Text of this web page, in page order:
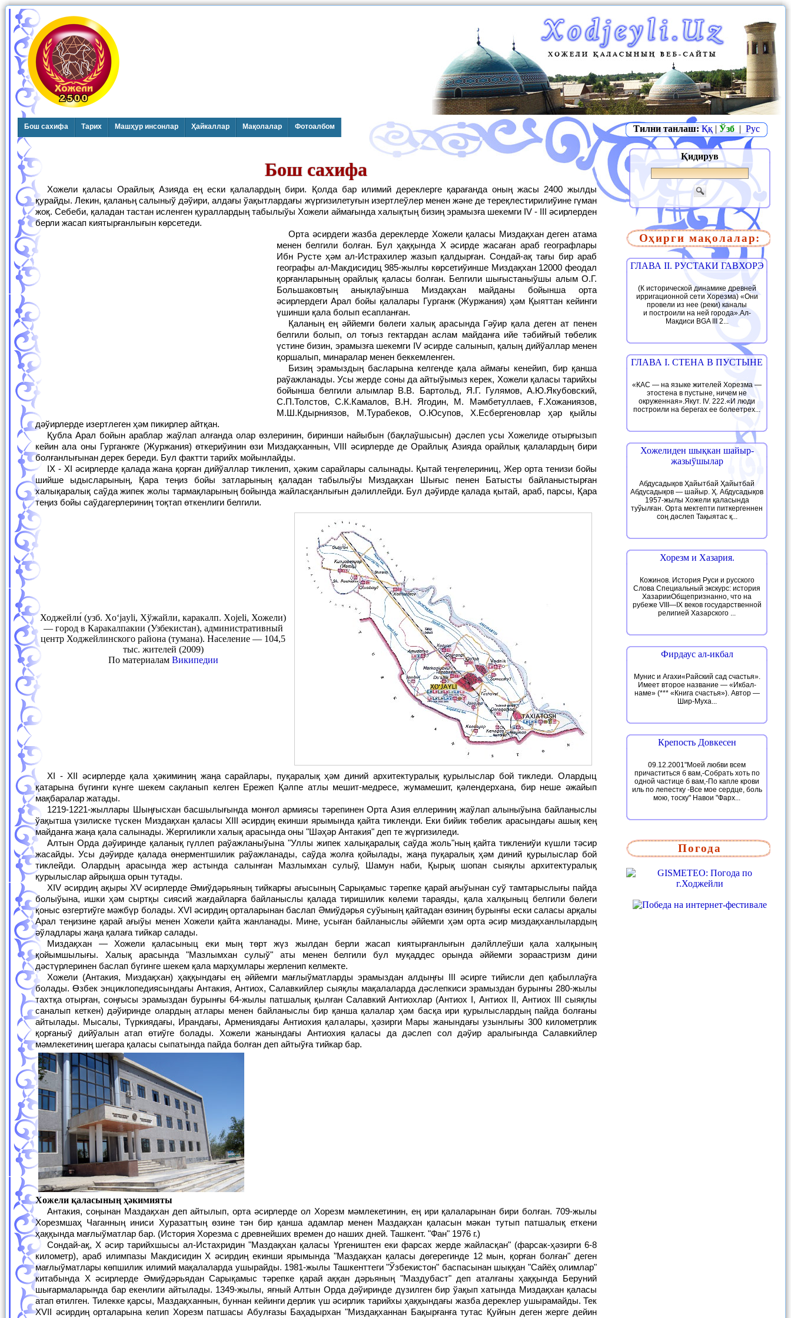
Бош сахифа Тарих Машҳур инсонлар Ҳайкаллар Мақолалар Фотоалбом Тилни танлаш: Ққ | Ўзб | Рус
Бош сахифа
Хожели қаласы Орайлық Азияда ең ески қалалардың бири. Қолда бар илимий дереклерге қарағанда оның жасы 2400 жылды
қурайды. Лекин, қаланьң салыныў дәўири, алдағы ўақытлардағы жүргизилетуғын изертлеўлер менен және де тереқлестирилиўине гүман
жоқ. Себеби, қаладан тастан исленген қураллардың табылыўы Хожели аймағында халықтың бизиң эрамызға шекемги IV - III әсирлерден
берли жасап киятырғанлығын көрсетеди.
Орта әсирдеги жазба дереклерде Хожели қаласы Миздақхан деген атама
менен белгили болған. Бул ҳаққында X әсирде жасаған араб географлары
Ибн Русте ҳәм ал-Истрахилер жазып қалдырған. Сондай-ақ тағы бир араб
географы ал-Макдисидиц 985-жылғы көрсетиўинше Миздақхан 12000 феодал
қорғанларының орайлық қаласы болған. Белгили шығыстаныўшы алым О.Г.
Большаковтың анықлаўынша Миздақхан майданы бойынша орта
әсирлердеги Арал бойы қалалары Гурганж (Журжания) ҳәм Қыяттан кейинги
үшинши қала болып есапланған.
Қаланың ең әййемги бөлеги халық арасында Гәўир қала деген ат пенен
белгили болып, ол тоғыз гектардан аслам майданға ийе тәбийғый төбелик
үстине бизин, эрамызға шекемги IV әсирде салынып, қалың дийўаллар менен
қоршалып, минаралар менен беккемленген.
Бизиң эрамыздың басларына келгенде қала аймағы кенейип, бир қанша
раўажланады. Усы жерде соны да айтыўымыз керек, Хожели қаласы тарийхы
бойынша белгили алымлар В.В. Бартольд, Я.Г. Гулямов, А.Ю.Якубовский,
С.П.Толстов, С.К.Камалов, В.Н. Ягодин, М. Мәмбетуллаев, Ғ.Хожаниязов,
М.Ш.Кдырниязов, М.Турабеков, О.Юсупов, Х.Есбергеновлар ҳәр қыйлы
дәўирлерде изертлеген ҳәм пикирлер айтқан.
Қубла Арал бойын араблар жаўлап алғанда олар өзлеринин, биринши найыбын (бақлаўшысын) дәслеп усы Хожелиде отырғызып
кейин ала оны Гурганжге (Журжания) өткериўинин өзи Миздақханнын, VIII әсирлерде де Орайлық Азияда орайлық қалалардың бири
болғанлығынан дерек береди. Бул фактти тарийх мойынлайды.
IX - XI әсирлерде қалада жана қорған дийўаллар тикленип, ҳәким сарайлары салынады. Қытай теңгелериниц, Жер орта тенизи бойы
шийше ыдысларының, Қара теңиз бойы затларының қаладан табылыўы Миздақхан Шығыс пенен Батысты байланыстырған
халықаралық саўда жипек жолы тармақларының бойында жайласқанлығын дәлиллейди. Бул дәўирде қалада қытай, араб, парсы, Қара
теңиз бойы саўдагерлериниң тоқтап өткенлиги белгили.
Ходжейли́ (узб. Xoʻjayli, Хўжaйли, каракалп. Xojeli, Хожели)
— город в Каракалпакии (Узбекистан), административный
центр Ходжейлинского района (тумана). Население — 104,5
тыс. жителей (2009)
По материалам Википедии
XI - XII әсирлерде қала ҳәкиминиң жаңа сарайлары, пуқаралық ҳәм диний архитектуралық қурылыслар бой тикледи. Олардыц
қатарына бүгинги күнге шекем сақланып келген Ережеп Қәлпе атлы мешит-медресе, жумамешит, қәлендерхана, бир неше әжайып
мақбаралар жатады.
1219-1221-жыллары Шыңғысхан басшылығында монғол армиясы тәрепинен Орта Азия еллериниң жаўлап алыныўына байланыслы
ўақытша үзилиске түскен Миздақхан қаласы XIII әсирдиң екинши ярымында қайта тикленди. Еки бийик төбелик арасындағы ашық кең
майданға жаңа қала салынады. Жергиликли халық арасында оны "Шәҳәр Антакия" деп те жүргизиледи.
Алтын Орда дәўиринде қаланық гүллеп раўажланыўына "Уллы жипек халықаралық саўда жоль"ның қайта тиклениўи күшли тәсир
жасайды. Усы дәўирде қалада өнерментшилик раўажланады, саўда жолға қойылады, жаңа пуқаралық ҳәм диний қурылыслар бой
тиклейди. Олардың арасында жер астында салынған Мазлымхан сулыў, Шамун наби, Қырық шопан сыяқлы архитектуралық
қурылыслар айрықша орын тутады.
XIV әсирдиң ақыры XV әсирлерде Әмиўдәрьяның тийкарғы ағысының Сарықамыс тәрепке қарай ағыўынан суў тамтарыслығы пайда
болыўына, ишки ҳәм сыртқы сиясий жағдайларға байланыслы қалада тиришилик көлеми тараяды, қала халқыныц белгили бөлеги
қоныс өзгертиўге мәжбүр болады. XVI әсирдиң орталарынан баслап Әмиўдәрья суўының қайтадан өзиниң бурынғы ески саласы арқалы
Арал теңизине қарай ағыўы менен Хожели қайта жанланады. Мине, усыған байланыслы әййемги ҳәм орта әсир миздақханлылардың
әўладлары жаңа қалаға тийкар салады.
Миздақхан — Хожели қаласыныц еки мың төрт жүз жылдан берли жасап киятырғанлығын дәлйллеўши қала халқының
қойымшылығы. Халық арасында "Мазлымхан сулыў" аты менен белгили бул муқаддес орында әййемги зораастризм дини
дәстүрлеринен баслап бүгинге шекем қала марҳумлары жерленип келмекте.
Хожели (Антакия, Миздақхан) ҳаққындағы ең әййемги мағлыўматларды эрамыздан алдыңғы III әсирге тийисли деп қабыллаўға
болады. Өзбек энциклопедиясындағы Антакия, Антиох, Салавкийлер сыяқлы мақалаларда дәслепкиси эрамыздан бурынғы 280-жылы
тахтқа отырған, соңғысы эрамыздан бурынғы 64-жылы патшалық қылған Салавкий Антиохлар (Антиох I, Антиох II, Антиох III сыяқлы
саналып кеткен) дәўиринде олардың атлары менен байланыслы бир қанша қалалар ҳәм басқа ири қурылыслардың пайда болғаны
айтылады. Мысалы, Түркиядағы, Ирандағы, Армениядағы Антиохия қалалары, ҳәзирги Мары жанындағы узынлығы 300 километрлик
қорғаныў дийўалын атап өтиўге болады. Хожели жанындағы Антиохия қаласы да дәслеп сол дәўир аралығында Салавкийлер
мәмлекетиниң шегара қаласы сыпатында пайда болған деп айтыўға тийкар бар.
Хожели қаласының ҳәкимияты
Антакия, соңынан Маздақхан деп айтылып, орта әсирлерде ол Хорезм мәмлекетинин, ең ири қалаларынан бири болған. 709-жылы
Хорезмшаҳ Чаганның иниси Хуразаттың өзине тән бир қанша адамлар менен Маздақхан қаласын мәкан тутып патшалық еткени
ҳаққында мағлыўматлар бар. (История Хорезма с древнейших времен до наших дней. Ташкент. "Фан" 1976 г.)
Сондай-ақ, X әсир тарийхшысы ал-Истахридин "Маздақхан қаласы Үргеништен еки фарсах жерде жайласқан" (фарсак-ҳәзирги 6-8
километр), араб илимпазы Макдисидин X әсирдиң екинши ярымында "Маздақхан қаласы дөгерегинде 12 мын, қорған болған" деген
мағлыўматлары көпшилик илимий мақалаларда ушырайды. 1981-жылы Ташкенттеги "Ўзбекистон" баспасынан шыққан "Сайёҳ олимлар"
китабында X әсирлерде Әмиўдәрьядан Сарықамыс тәрепке қарай аққан дәрьяның "Маздубаст" деп аталғаны ҳаққында Беруний
шығармаларында бар екенлиги айтылады. 1349-жылы, яғный Алтын Орда дәўиринде дүзилген бир ўақып хатында Миздақхан қаласы
атап өтилген. Тилекке қарсы, Маздақханнын, буннан кейинги дерлик үш әсирлик тарийхы ҳаққындағы жазба дереклер ушырамайды. Тек
XVII әсирдиң орталарына келип Хорезм патшасы Абулғазы Баҳадырхан "Миздақханнан Бақырғанға тутас Қуйғын деген жерге дейин
Қидирув
Оҳирги мақолалар:
ГЛАВА II. РУСТАКИ ГАВХОРЭ
(К исторической динамике древней
ирригационной сети Хорезма) «Они
провели из нее (реки) каналы
и построили на ней города».Ал-
Макдиси BGA III 2...
ГЛАВА I. СТЕНА В ПУСТЫНЕ
«КАС — на языке жителей Хорезма —
этостена в пустыне, ничем не
окруженная».Якут. IV. 222.«И люди
построили на берегах ее болеетрех...
Хожелиден шықкан шайыр-
жазыўшылар
Абдусадықов Ҳайытбай Ҳайытбай
Абдусадықов — шайыр. Ҳ. Абдусадықов
1957-жылы Хожели қаласында
туўылған. Орта мектепти питкергеннен
соң дәслеп Тақыятас қ...
Хорезм и Хазария.
Кожинов. История Руси и русского
Слова Специальный экскурс: история
ХазарииОбщепризнанно, что на
рубеже VIII—IX веков государственной
религией Хазарского ...
Фирдаус ал-икбал
Мунис и Агахи«Райский сад счастья».
Имеет второе название — «Икбал-
наме» (*** «Книга счастья»). Автор —
Шир-Муха...
Крепость Довкесен
09.12.2001"Моей любви всем
причаститься б вам,-Собрать хоть по
одной частице б вам,-По капле крови
иль по лепестку -Все мое сердце, боль
мою, тоску" Навои "Фарх...
Погода